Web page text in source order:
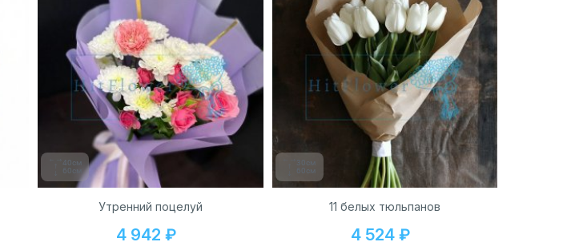
40см
60см
Утренний поцелуй
4 942 ₽
30см
60см
11 белых тюльпанов
4 524 ₽